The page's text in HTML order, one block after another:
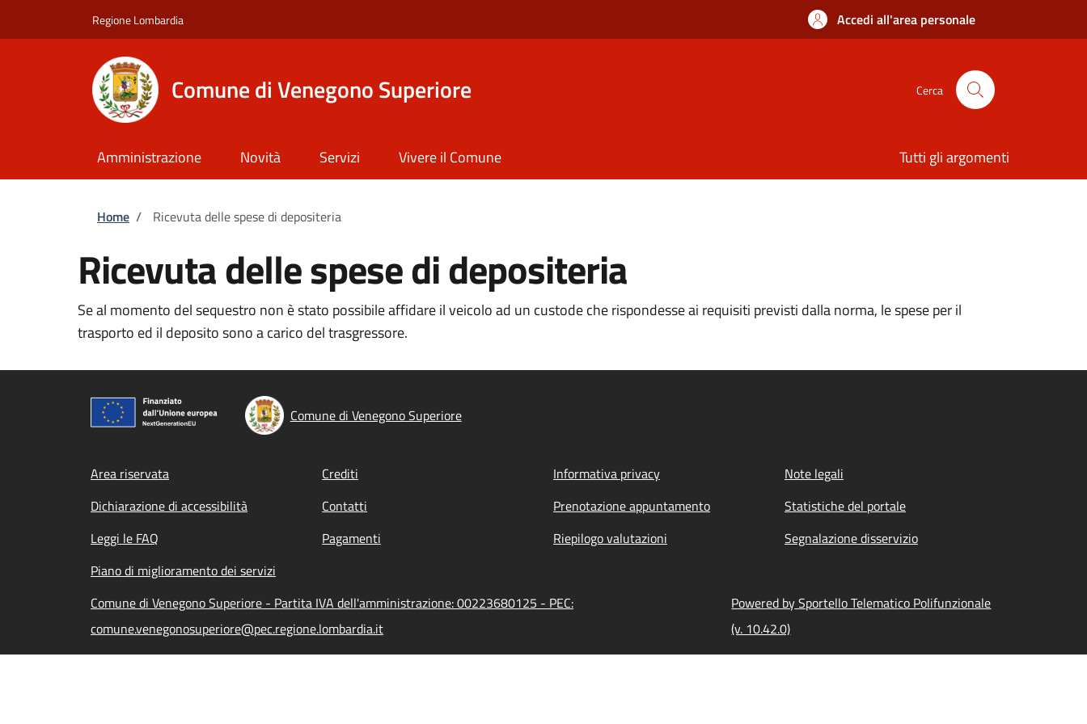
Regione Lombardia Accedi all'area personale
Comune di Venegono Superiore Cerca
Amministrazione Novità Servizi Vivere il Comune Tutti gli argomenti
Briciole di pane
Home / Ricevuta delle spese di depositeria
Ricevuta delle spese di depositeria
Se al momento del sequestro non è stato possibile affidare il veicolo ad un custode che rispondesse ai requisiti previsti dalla norma, le spese per il
trasporto ed il deposito sono a carico del trasgressore.
Comune di Venegono Superiore
Footer menu
Area riservata Crediti Informativa privacy
Note legali
Dichiarazione di accessibilità
Contatti Prenotazione appuntamento
Statistiche del portale
Leggi le FAQ
Pagamenti Riepilogo valutazioni
Segnalazione disservizio
Piano di miglioramento dei servizi
Comune di Venegono Superiore - Partita IVA dell'amministrazione: 00223680125 - PEC:
comune.venegonosuperiore@pec.regione.lombardia.it
Powered by Sportello Telematico Polifunzionale
(v. 10.42.0)